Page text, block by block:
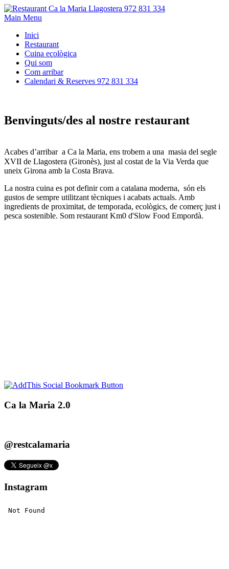
Main Menu
Inici
Restaurant
Cuina ecològica
Qui som
Com arribar
Calendari & Reserves 972 831 334
Benvinguts/des al nostre restaurant
Acabes d’arribar a Ca la Maria, ens trobem a una masia del segle
XVII de Llagostera (Gironès), just al costat de la Via Verda que
uneix Girona amb la Costa Brava.
La nostra cuina es pot definir com a catalana moderna, són els
gustos de sempre utilitzant tècniques i acabats actuals. Amb
ingredients de proximitat, de temporada, ecològics, de comerç just i
pesca sostenible. Som restaurant Km0 d'Slow Food Empordà.
Ca la Maria 2.0
@restcalamaria
Instagram